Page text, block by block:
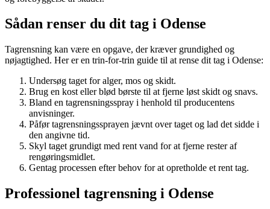
Sådan renser du dit tag i Odense
Tagrensning kan være en opgave, der kræver grundighed og
nøjagtighed. Her er en trin-for-trin guide til at rense dit tag i Odense:
Undersøg taget for alger, mos og skidt.
Brug en kost eller blød børste til at fjerne løst skidt og snavs.
Bland en tagrensningsspray i henhold til producentens
anvisninger.
Påfør tagrensningssprayen jævnt over taget og lad det sidde i
den angivne tid.
Skyl taget grundigt med rent vand for at fjerne rester af
rengøringsmidlet.
Gentag processen efter behov for at opretholde et rent tag.
Professionel tagrensning i Odense